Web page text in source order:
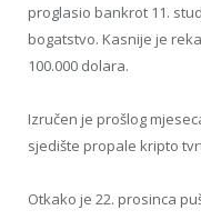
proglasio bankrot 11.
bogatstvo. Kasnije je
100.000 dolara.
Izručen je prošlog
sjedište propale kripto
Otkako je 22. prosinca